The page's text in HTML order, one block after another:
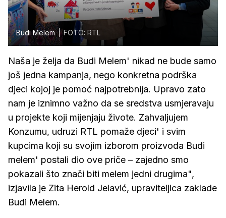
Budi Melem FOTO: RTL
Naša je želja da Budi Melem' nikad ne bude samo
još jedna kampanja, nego konkretna podrška
djeci kojoj je pomoć najpotrebnija. Upravo zato
nam je iznimno važno da se sredstva usmjeravaju
u projekte koji mijenjaju živote. Zahvaljujem
Konzumu, udruzi RTL pomaže djeci' i svim
kupcima koji su svojim izborom proizvoda Budi
melem' postali dio ove priče – zajedno smo
pokazali što znači biti melem jedni drugima",
izjavila je Zita Herold Jelavić, upraviteljica zaklade
Budi Melem.